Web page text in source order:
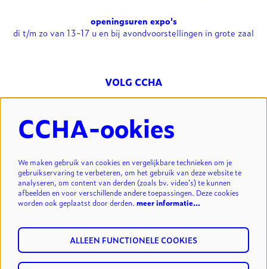
openingsuren expo's
di t/m zo van 13-17 u en bij avondvoorstellingen in grote zaal
VOLG CCHA
INSCHRIJVEN
CCHA-ookies
We maken gebruik van cookies en vergelijkbare technieken om je
gebruikservaring te verbeteren, om het gebruik van deze website te
analyseren, om content van derden (zoals bv. video’s) te kunnen
afbeelden en voor verschillende andere toepassingen. Deze cookies
worden ook geplaatst door derden. meer informatie…
ALLEEN FUNCTIONELE COOKIES